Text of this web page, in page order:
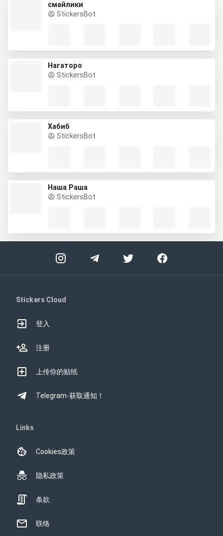
смайлики
StickersBot
Нагаторо
StickersBot
Хабиб
StickersBot
Наша Раша
StickersBot
Stickers Cloud
登入
注册
上传你的贴纸
Telegram-获取通知！
Links
Cookies政策
隐私政策
条款
联络